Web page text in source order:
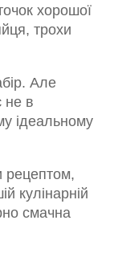
хорошої
трохи
Але
не в
ідеальному
рецептом,
кулінарній
смачна